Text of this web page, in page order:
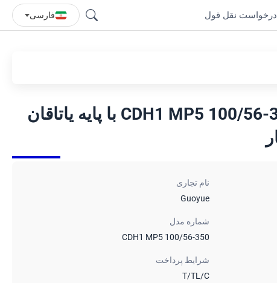
درخواست نقل قول فارسی
سیلندر نوع آسیاب CDH1 MP5 100/56-350 با پایه یاتاقان
نام تجاری
Guoyue
شماره مدل
CDH1 MP5 100/56-350
شرایط پرداخت
T/TL/C